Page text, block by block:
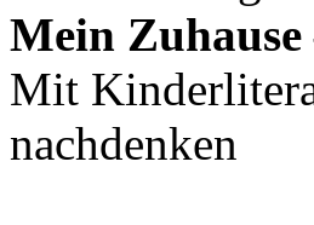
Mein
Mit
nachdenken